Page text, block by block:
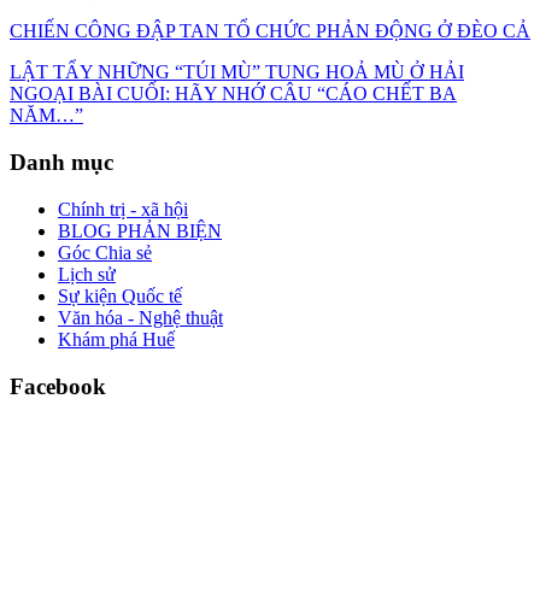
CHIẾN CÔNG ĐẬP TAN TỔ CHỨC PHẢN ĐỘNG Ở ĐÈO CẢ
LẬT TẨY NHỮNG “TÚI MÙ” TUNG HOẢ MÙ Ở HẢI
NGOẠI BÀI CUỐI: HÃY NHỚ CÂU “CÁO CHẾT BA
NĂM…”
Danh mục
Chính trị - xã hội
BLOG PHẢN BIỆN
Góc Chia sẻ
Lịch sử
Sự kiện Quốc tế
Văn hóa - Nghệ thuật
Khám phá Huế
Facebook